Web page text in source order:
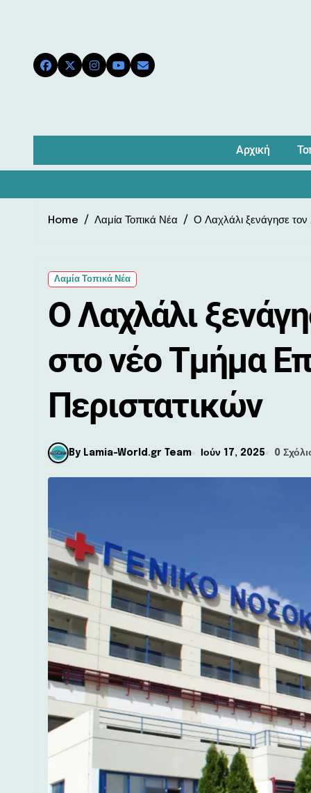
Αρχική
Home Λαμία Τοπικά Νέα Ο Λαχλάλι ξενάγησε τον
Λαμία Τοπικά Νέα
Ο Λαχλάλι
στο νέο Τμήμα
Περιστατικών
By Lamia-World.gr Team Ιούν 17, 2025 0